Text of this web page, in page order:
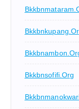
Bkkbnsofifi.org